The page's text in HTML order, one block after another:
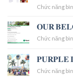
Chức năng
𝐎𝐔𝐑
Chức năng
𝐏𝐔𝐑𝐏𝐋𝐄
Chức năng